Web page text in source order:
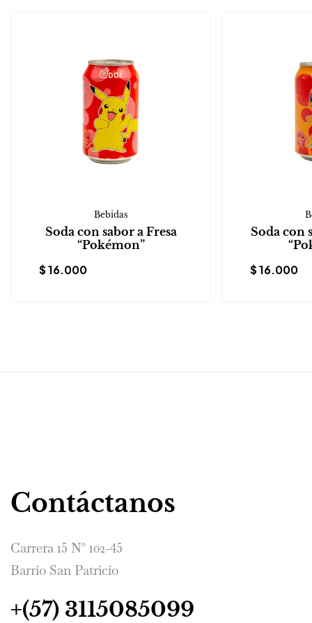
Bebidas
Soda con sabor a Fresa
“Pokémon”
$16.000
Soda con
$16.000
Contáctanos
Carrera 15 N° 102-45
Barrio San Patricio
+(57) 3115085099